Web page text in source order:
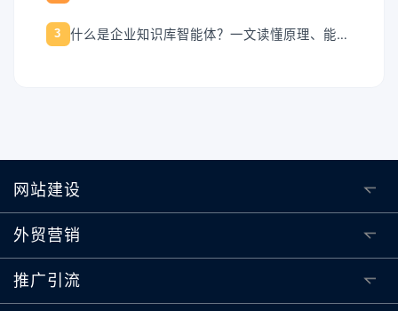
3 什么是企业知识库智能体？一文读懂原理、能力与落地价值
网站建设
外贸营销
推广引流